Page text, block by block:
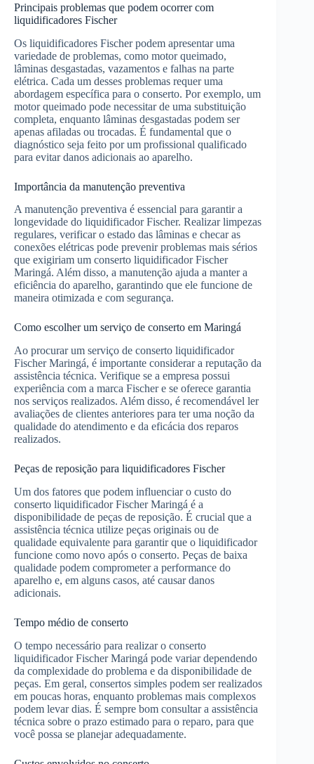
Principais problemas que podem ocorrer com
liquidificadores Fischer
Os liquidificadores Fischer podem apresentar uma
variedade de problemas, como motor queimado,
lâminas desgastadas, vazamentos e falhas na parte
elétrica. Cada um desses problemas requer uma
abordagem específica para o conserto. Por exemplo, um
motor queimado pode necessitar de uma substituição
completa, enquanto lâminas desgastadas podem ser
apenas afiladas ou trocadas. É fundamental que o
diagnóstico seja feito por um profissional qualificado
para evitar danos adicionais ao aparelho.
Importância da manutenção preventiva
A manutenção preventiva é essencial para garantir a
longevidade do liquidificador Fischer. Realizar limpezas
regulares, verificar o estado das lâminas e checar as
conexões elétricas pode prevenir problemas mais sérios
que exigiriam um conserto liquidificador Fischer
Maringá. Além disso, a manutenção ajuda a manter a
eficiência do aparelho, garantindo que ele funcione de
maneira otimizada e com segurança.
Como escolher um serviço de conserto em Maringá
Ao procurar um serviço de conserto liquidificador
Fischer Maringá, é importante considerar a reputação da
assistência técnica. Verifique se a empresa possui
experiência com a marca Fischer e se oferece garantia
nos serviços realizados. Além disso, é recomendável ler
avaliações de clientes anteriores para ter uma noção da
qualidade do atendimento e da eficácia dos reparos
realizados.
Peças de reposição para liquidificadores Fischer
Um dos fatores que podem influenciar o custo do
conserto liquidificador Fischer Maringá é a
disponibilidade de peças de reposição. É crucial que a
assistência técnica utilize peças originais ou de
qualidade equivalente para garantir que o liquidificador
funcione como novo após o conserto. Peças de baixa
qualidade podem comprometer a performance do
aparelho e, em alguns casos, até causar danos
adicionais.
Tempo médio de conserto
O tempo necessário para realizar o conserto
liquidificador Fischer Maringá pode variar dependendo
da complexidade do problema e da disponibilidade de
peças. Em geral, consertos simples podem ser realizados
em poucas horas, enquanto problemas mais complexos
podem levar dias. É sempre bom consultar a assistência
técnica sobre o prazo estimado para o reparo, para que
você possa se planejar adequadamente.